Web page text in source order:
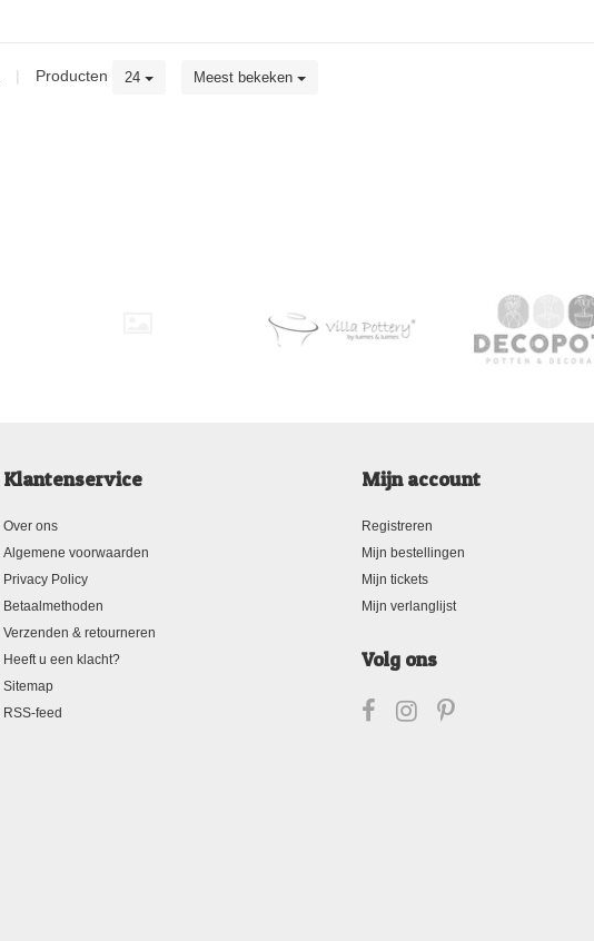
| Producten 24 Meest bekeken
Klantenservice
Over ons
Algemene voorwaarden
Privacy Policy
Betaalmethoden
Verzenden & retourneren
Heeft u een klacht?
Sitemap
RSS-feed
Mijn account
Registreren
Mijn bestellingen
Mijn tickets
Mijn verlanglijst
Volg ons